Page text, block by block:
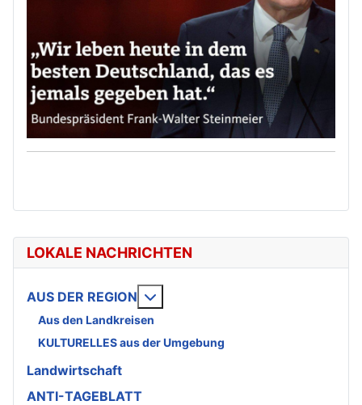
LOKALE NACHRICHTEN
AUS DER REGION
Aus den Landkreisen
KULTURELLES aus der Umgebung
Landwirtschaft
ANTI-TAGEBLATT